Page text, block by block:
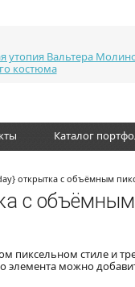
утопия Вальтера
костюма
Каталог
открытка с объёмным
с
пиксельном стиле и
элемента можно